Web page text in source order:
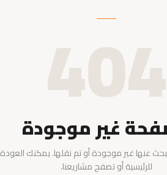
404
غير موجودة
عنها غير موجودة أو تم نقلها. يمكنك العودة
للرئيسية أو تصفح مشاريعنا.